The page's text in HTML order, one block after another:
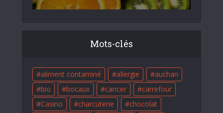
Mots-clés
aliment contaminé allergie
auchan
bio
bocaux cancer
carrefour
Casino
charcuterie
chocolat